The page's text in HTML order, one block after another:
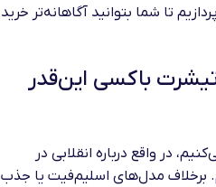
تا شما بتوانید آگاهانه‌تر خرید
باکسی این‌قدر
در واقع درباره انقلابی در
برخلاف مدل‌های اسلیم‌فیت یا جذب